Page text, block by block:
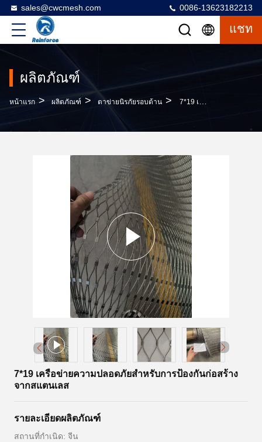
sales@cwcmesh.com 0086-13623182213
แชท
ผลิตภัณฑ์
หน้าแรก > ผลิตภัณฑ์ > ตาข่ายนิรภัยรอบด้าน > 7*19 เครือข่ายความปลอดภัยสําหรับการป้องกันก่อสร้างจากสแตนเลส
7*19 เครือข่ายความปลอดภัยสําหรับการป้องกันก่อสร้าง
จากสแตนเลส
รายละเอียดผลิตภัณฑ์
สถานที่กำเนิด: จีน